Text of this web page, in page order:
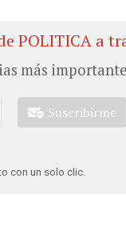
POLITICA a
más
Suscribirme
con un solo clic.